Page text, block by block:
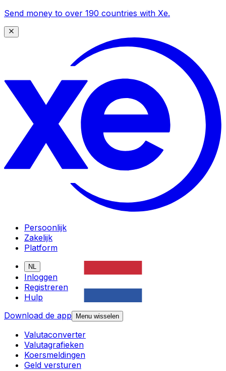
Send money to over 190 countries with Xe.
Persoonlijk
Zakelijk
Platform
NL
Inloggen
Registreren
Hulp
Download de app
Menu wisselen
Valutaconverter
Valutagrafieken
Koersmeldingen
Geld versturen